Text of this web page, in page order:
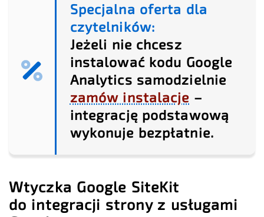
Specjalna oferta dla
czytelników:
Jeżeli nie chcesz
instalować kodu Google
Analytics samodzielnie
zamów instalacje –
integrację podstawową
wykonuje bezpłatnie.
Wtyczka Google SiteKit
do integracji strony z usługami